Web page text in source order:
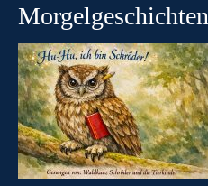
Morgelgeschichten